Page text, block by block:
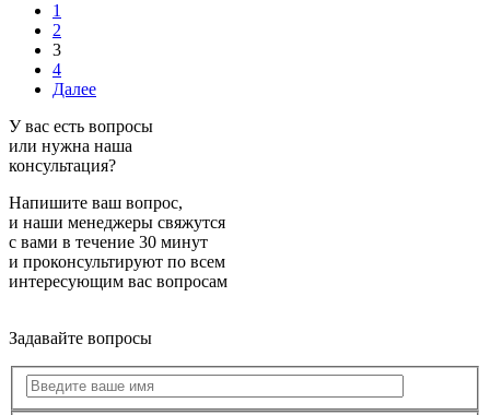
1
2
3
4
Далее
У вас есть вопросы
или нужна наша
консультация?
Напишите ваш вопрос,
и наши менеджеры свяжутся
с вами в течение 30 минут
и проконсультируют по всем
интересующим вас вопросам
Задавайте вопросы